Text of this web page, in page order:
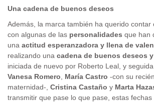
Una cadena de buenos deseos
Además, la marca también ha querido contar
con algunas de las personalidades que han
una actitud esperanzadora y llena de
realizando una cadena de buenos deseos
iniciada de nuevo por Roberto Leal, y
Vanesa Romero
María Castro -con su
maternidad-, Cristina Castaño y Marta
transmitir que pase lo que pase, estas